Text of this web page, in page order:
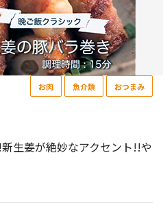
お肉 魚介類 おつまみ
生姜が絶妙なアクセント!!や